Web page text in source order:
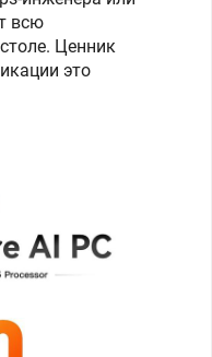
всю
Ценник
это